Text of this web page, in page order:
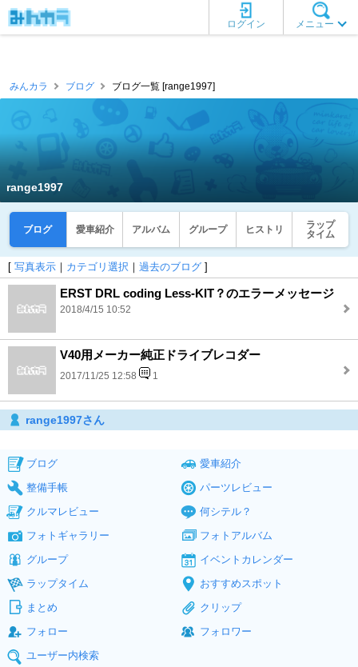
メニュー
ログイン
みんカラ ブログ ブログ一覧 [range1997]
range1997
ブログ 愛車紹介 アルバム グループ ヒストリ
ラップ
タイム
[ 写真表示 ｜ カテゴリ選択 ｜ 過去のブログ ]
ERST DRL coding Less-KIT？のエラーメッセージ
2018/4/15 10:52
V40用メーカー純正ドライブレコダー
2017/11/25 12:58 1
range1997さん
ブログ
愛車紹介
整備手帳
パーツレビュー
クルマレビュー
何シテル？
フォトギャラリー
フォトアルバム
グループ
イベントカレンダー
ラップタイム
おすすめスポット
まとめ
クリップ
フォロー
フォロワー
ユーザー内検索